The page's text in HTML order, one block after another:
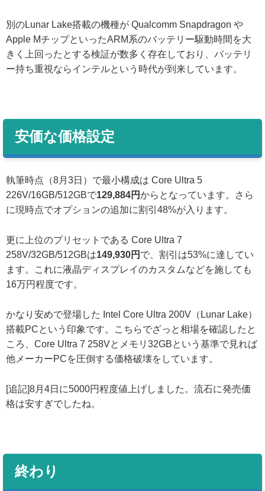
別のLunar Lake搭載の機種が Qualcomm Snapdragon や
Apple MチップといったARM系のバッテリー駆動時間を大
きく上回ったとする検証が数多く存在しており、バッテリ
ー持ち重視ならインテルという時代が到来しています。
安価な価格設定
執筆時点（8月3日）で最小構成は Core Ultra 5
226V/16GB/512GBで129,884円からとなっています。さら
に現時点でオプションの追加に割引48%が入ります。
更に上位のプリセットである Core Ultra 7
258V/32GB/512GBは149,930円 で、割引は53%に達してい
ます。これに液晶ディスプレイのカスタムなどを施しても
16万円程度です。
かなり安めで登場した Intel Core Ultra 200V（Lunar Lake）
搭載PCという印象です。こちらでざっと相場を確認したと
ころ、Core Ultra 7 258Vとメモリ32GBという基準で見れば
他メーカーPCを圧倒する価格破壊をしています。
[追記]8月4日に5000円程度値上げしました。流石に発売価
格は安すぎでしたね。
終わり